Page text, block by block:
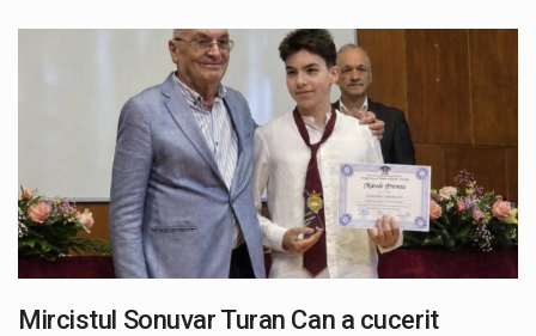
Mircistul Sonuvar Turan Can a cucerit